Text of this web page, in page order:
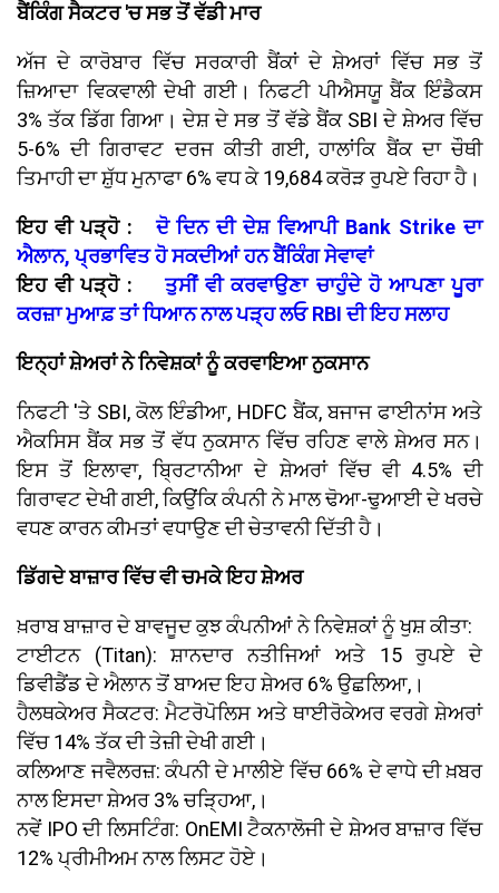
ਬੈਂਕਿੰਗ ਸੈਕਟਰ 'ਚ ਸਭ ਤੋਂ ਵੱਡੀ ਮਾਰ
ਅੱਜ ਦੇ ਕਾਰੋਬਾਰ ਵਿੱਚ ਸਰਕਾਰੀ ਬੈਂਕਾਂ ਦੇ ਸ਼ੇਅਰਾਂ ਵਿੱਚ ਸਭ ਤੋਂ
ਜ਼ਿਆਦਾ ਵਿਕਵਾਲੀ ਦੇਖੀ ਗਈ। ਨਿਫਟੀ ਪੀਐਸਯੂ ਬੈਂਕ ਇੰਡੈਕਸ
3% ਤੱਕ ਡਿੱਗ ਗਿਆ। ਦੇਸ਼ ਦੇ ਸਭ ਤੋਂ ਵੱਡੇ ਬੈਂਕ SBI ਦੇ ਸ਼ੇਅਰ ਵਿੱਚ
5-6% ਦੀ ਗਿਰਾਵਟ ਦਰਜ ਕੀਤੀ ਗਈ, ਹਾਲਾਂਕਿ ਬੈਂਕ ਦਾ ਚੌਥੀ
ਤਿਮਾਹੀ ਦਾ ਸ਼ੁੱਧ ਮੁਨਾਫਾ 6% ਵਧ ਕੇ 19,684 ਕਰੋੜ ਰੁਪਏ ਰਿਹਾ ਹੈ।
ਇਹ ਵੀ ਪੜ੍ਹੋ :
ਦੋ ਦਿਨ ਦੀ ਦੇਸ਼ ਵਿਆਪੀ Bank Strike ਦਾ
ਐਲਾਨ, ਪ੍ਰਭਾਵਿਤ ਹੋ ਸਕਦੀਆਂ ਹਨ ਬੈਂਕਿੰਗ ਸੇਵਾਵਾਂ
ਇਹ ਵੀ ਪੜ੍ਹੋ :
ਤੁਸੀਂ ਵੀ ਕਰਵਾਉਣਾ ਚਾਹੁੰਦੇ ਹੋ ਆਪਣਾ ਪੂਰਾ
ਕਰਜ਼ਾ ਮੁਆਫ਼ ਤਾਂ ਧਿਆਨ ਨਾਲ ਪੜ੍ਹ ਲਓ RBI ਦੀ ਇਹ ਸਲਾਹ
ਇਨ੍ਹਾਂ ਸ਼ੇਅਰਾਂ ਨੇ ਨਿਵੇਸ਼ਕਾਂ ਨੂੰ ਕਰਵਾਇਆ ਨੁਕਸਾਨ
ਨਿਫਟੀ 'ਤੇ SBI, ਕੋਲ ਇੰਡੀਆ, HDFC ਬੈਂਕ, ਬਜਾਜ ਫਾਈਨਾਂਸ ਅਤੇ
ਐਕਸਿਸ ਬੈਂਕ ਸਭ ਤੋਂ ਵੱਧ ਨੁਕਸਾਨ ਵਿੱਚ ਰਹਿਣ ਵਾਲੇ ਸ਼ੇਅਰ ਸਨ।
ਇਸ ਤੋਂ ਇਲਾਵਾ, ਬ੍ਰਿਟਾਨੀਆ ਦੇ ਸ਼ੇਅਰਾਂ ਵਿੱਚ ਵੀ 4.5% ਦੀ
ਗਿਰਾਵਟ ਦੇਖੀ ਗਈ, ਕਿਉਂਕਿ ਕੰਪਨੀ ਨੇ ਮਾਲ ਢੋਆ-ਢੁਆਈ ਦੇ ਖਰਚੇ
ਵਧਣ ਕਾਰਨ ਕੀਮਤਾਂ ਵਧਾਉਣ ਦੀ ਚੇਤਾਵਨੀ ਦਿੱਤੀ ਹੈ।
ਡਿੱਗਦੇ ਬਾਜ਼ਾਰ ਵਿੱਚ ਵੀ ਚਮਕੇ ਇਹ ਸ਼ੇਅਰ
ਖ਼ਰਾਬ ਬਾਜ਼ਾਰ ਦੇ ਬਾਵਜੂਦ ਕੁਝ ਕੰਪਨੀਆਂ ਨੇ ਨਿਵੇਸ਼ਕਾਂ ਨੂੰ ਖੁਸ਼ ਕੀਤਾ:
ਟਾਈਟਨ (Titan): ਸ਼ਾਨਦਾਰ ਨਤੀਜਿਆਂ ਅਤੇ 15 ਰੁਪਏ ਦੇ
ਡਿਵੀਡੈਂਡ ਦੇ ਐਲਾਨ ਤੋਂ ਬਾਅਦ ਇਹ ਸ਼ੇਅਰ 6% ਉਛਲਿਆ,।
ਹੈਲਥਕੇਅਰ ਸੈਕਟਰ: ਮੈਟਰੋਪੋਲਿਸ ਅਤੇ ਥਾਈਰੋਕੇਅਰ ਵਰਗੇ ਸ਼ੇਅਰਾਂ
ਵਿੱਚ 14% ਤੱਕ ਦੀ ਤੇਜ਼ੀ ਦੇਖੀ ਗਈ।
ਕਲਿਆਣ ਜਵੈਲਰਜ਼: ਕੰਪਨੀ ਦੇ ਮਾਲੀਏ ਵਿੱਚ 66% ਦੇ ਵਾਧੇ ਦੀ ਖ਼ਬਰ
ਨਾਲ ਇਸਦਾ ਸ਼ੇਅਰ 3% ਚੜ੍ਹਿਆ,।
ਨਵੇਂ IPO ਦੀ ਲਿਸਟਿੰਗ: OnEMI ਟੈਕਨਾਲੋਜੀ ਦੇ ਸ਼ੇਅਰ ਬਾਜ਼ਾਰ ਵਿੱਚ
12% ਪ੍ਰੀਮੀਅਮ ਨਾਲ ਲਿਸਟ ਹੋਏ।